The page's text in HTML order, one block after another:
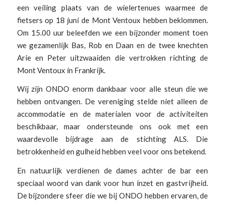
een veiling plaats van de wielertenues waarmee de
fietsers op 18 juni de Mont Ventoux hebben beklommen.
Om 15.00 uur beleefden we een bijzonder moment toen
we gezamenlijk Bas, Rob en Daan en de twee knechten
Arie en Peter uitzwaaiden die vertrokken richting de
Mont Ventoux in Frankrijk.
Wij zijn ONDO enorm dankbaar voor alle steun die we
hebben ontvangen. De vereniging stelde niet alleen de
accommodatie en de materialen voor de activiteiten
beschikbaar, maar ondersteunde ons ook met een
waardevolle bijdrage aan de stichting ALS. Die
betrokkenheid en gulheid hebben veel voor ons betekend.
En natuurlijk verdienen de dames achter de bar een
speciaal woord van dank voor hun inzet en gastvrijheid.
De bijzondere sfeer die we bij ONDO hebben ervaren, de